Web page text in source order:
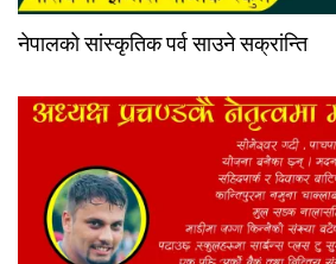
नेपालको सांस्कृतिक पर्व साउने सक्रांन्ति